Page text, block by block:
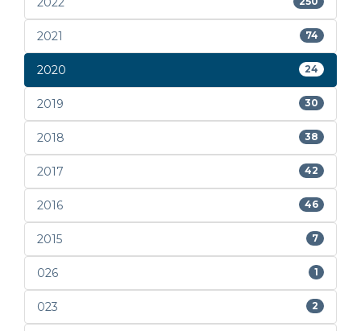
2021 74
2020 24
2019 30
2018 38
2017 42
2016 46
2015 7
026 1
023 2